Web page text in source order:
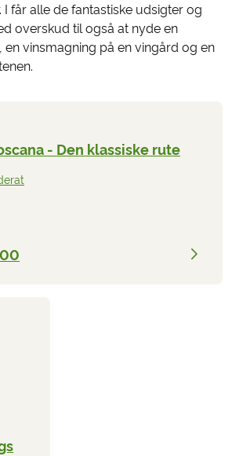
- Den klassiske rute
I får alle de fantastiske udsigter og
overskud til også at nyde en
vinsmagning på en vingård og en